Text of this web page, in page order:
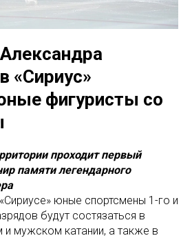
«Сириус»
фигуристы со
проходит первый
памяти легендарного
юные спортсмены 1-го и
будут состязаться в
мужском катании, а также в